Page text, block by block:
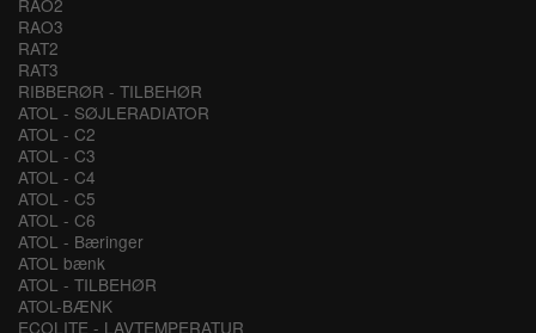
RAO2
RAO3
RAT2
RAT3
RIBBERØR - TILBEHØR
ATOL - SØJLERADIATOR
ATOL - C2
ATOL - C3
ATOL - C4
ATOL - C5
ATOL - C6
ATOL - Bæringer
ATOL bænk
ATOL - TILBEHØR
ATOL-BÆNK
ECOLITE - LAVTEMPERATUR